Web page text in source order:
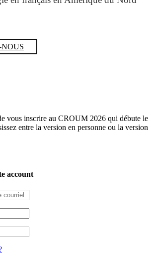
vous inscrire au CROUM 2026 qui débute le
entre la version en personne ou la version
account